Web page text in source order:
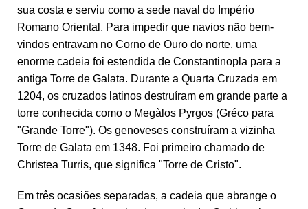
sua costa e serviu como a sede naval do Império
Romano Oriental. Para impedir que navios não bem-
vindos entravam no Corno de Ouro do norte, uma
enorme cadeia foi estendida de Constantinopla para a
antiga Torre de Galata. Durante a Quarta Cruzada em
1204, os cruzados latinos destruíram em grande parte a
torre conhecida como o Megàlos Pyrgos (Gréco para
"Grande Torre"). Os genoveses construíram a vizinha
Torre de Galata em 1348. Foi primeiro chamado de
Christea Turris, que significa "Torre de Cristo".
Em três ocasiões separadas, a cadeia que abrange o